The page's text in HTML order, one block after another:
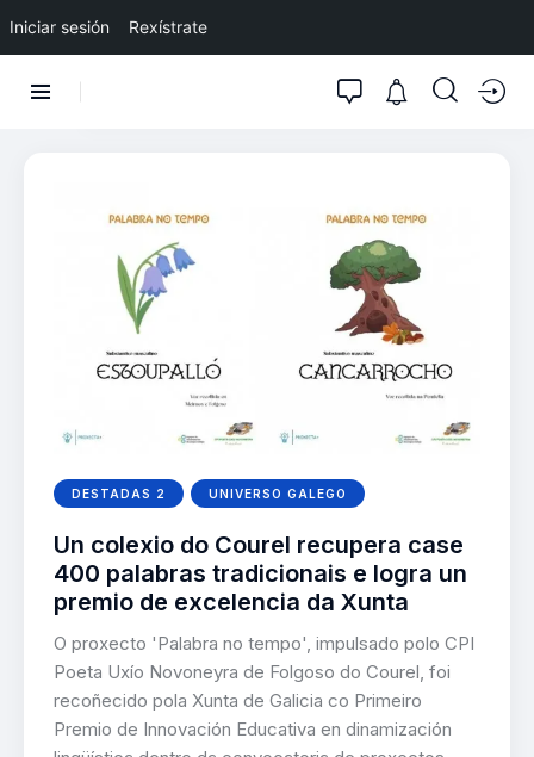
Iniciar sesión Rexístrate
DESTADAS 2 UNIVERSO GALEGO
Un colexio do Courel recupera case
400 palabras tradicionais e logra un
premio de excelencia da Xunta
O proxecto 'Palabra no tempo', impulsado polo CPI
Poeta Uxío Novoneyra de Folgoso do Courel, foi
recoñecido pola Xunta de Galicia co Primeiro
Premio de Innovación Educativa en dinamización